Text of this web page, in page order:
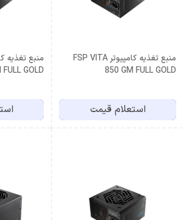
منبع تغذیه کامپیوتر FSP VITA
850 GM FULL GOLD
استعلام قیمت
GOLD